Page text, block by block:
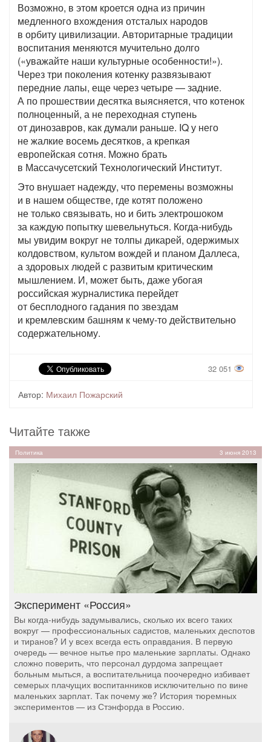
Возможно, в этом кроется одна из причин
медленного вхождения отсталых народов
в орбиту цивилизации. Авторитарные традиции
воспитания меняются мучительно долго
(«уважайте наши культурные особенности!»).
Через три поколения котенку развязывают
передние лапы, еще через четыре — задние.
А по прошествии десятка выясняется, что котенок
полноценный, а не переходная ступень
от динозавров, как думали раньше. IQ у него
не жалкие восемь десятков, а крепкая
европейская сотня. Можно брать
в Массачусетский Технологический Институт.
Это внушает надежду, что перемены возможны
и в нашем обществе, где котят положено
не только связывать, но и бить электрошоком
за каждую попытку шевельнуться. Когда-нибудь
мы увидим вокруг не толпы дикарей, одержимых
колдовством, культом вождей и планом Даллеса,
а здоровых людей с развитым критическим
мышлением. И, может быть, даже убогая
российская журналистика перейдет
от бесплодного гадания по звездам
и кремлевским башням к чему-то действительно
содержательному.
32 051
Автор: Михаил Пожарский
Читайте также
Политика 3 июня 2013
Эксперимент «Россия»
Вы когда-нибудь задумывались, сколько их всего таких
вокруг — профессиональных садистов, маленьких деспотов
и тиранов? И у всех всегда есть оправдания. В первую
очередь — вечное нытье про маленькие зарплаты. Однако
сложно поверить, что персонал дурдома запрещает
больным мыться, а воспитательница поочередно избивает
семерых плачущих воспитанников исключительно по вине
маленьких зарплат. Так почему же? История тюремных
экспериментов — из Стэнфорда в Россию.